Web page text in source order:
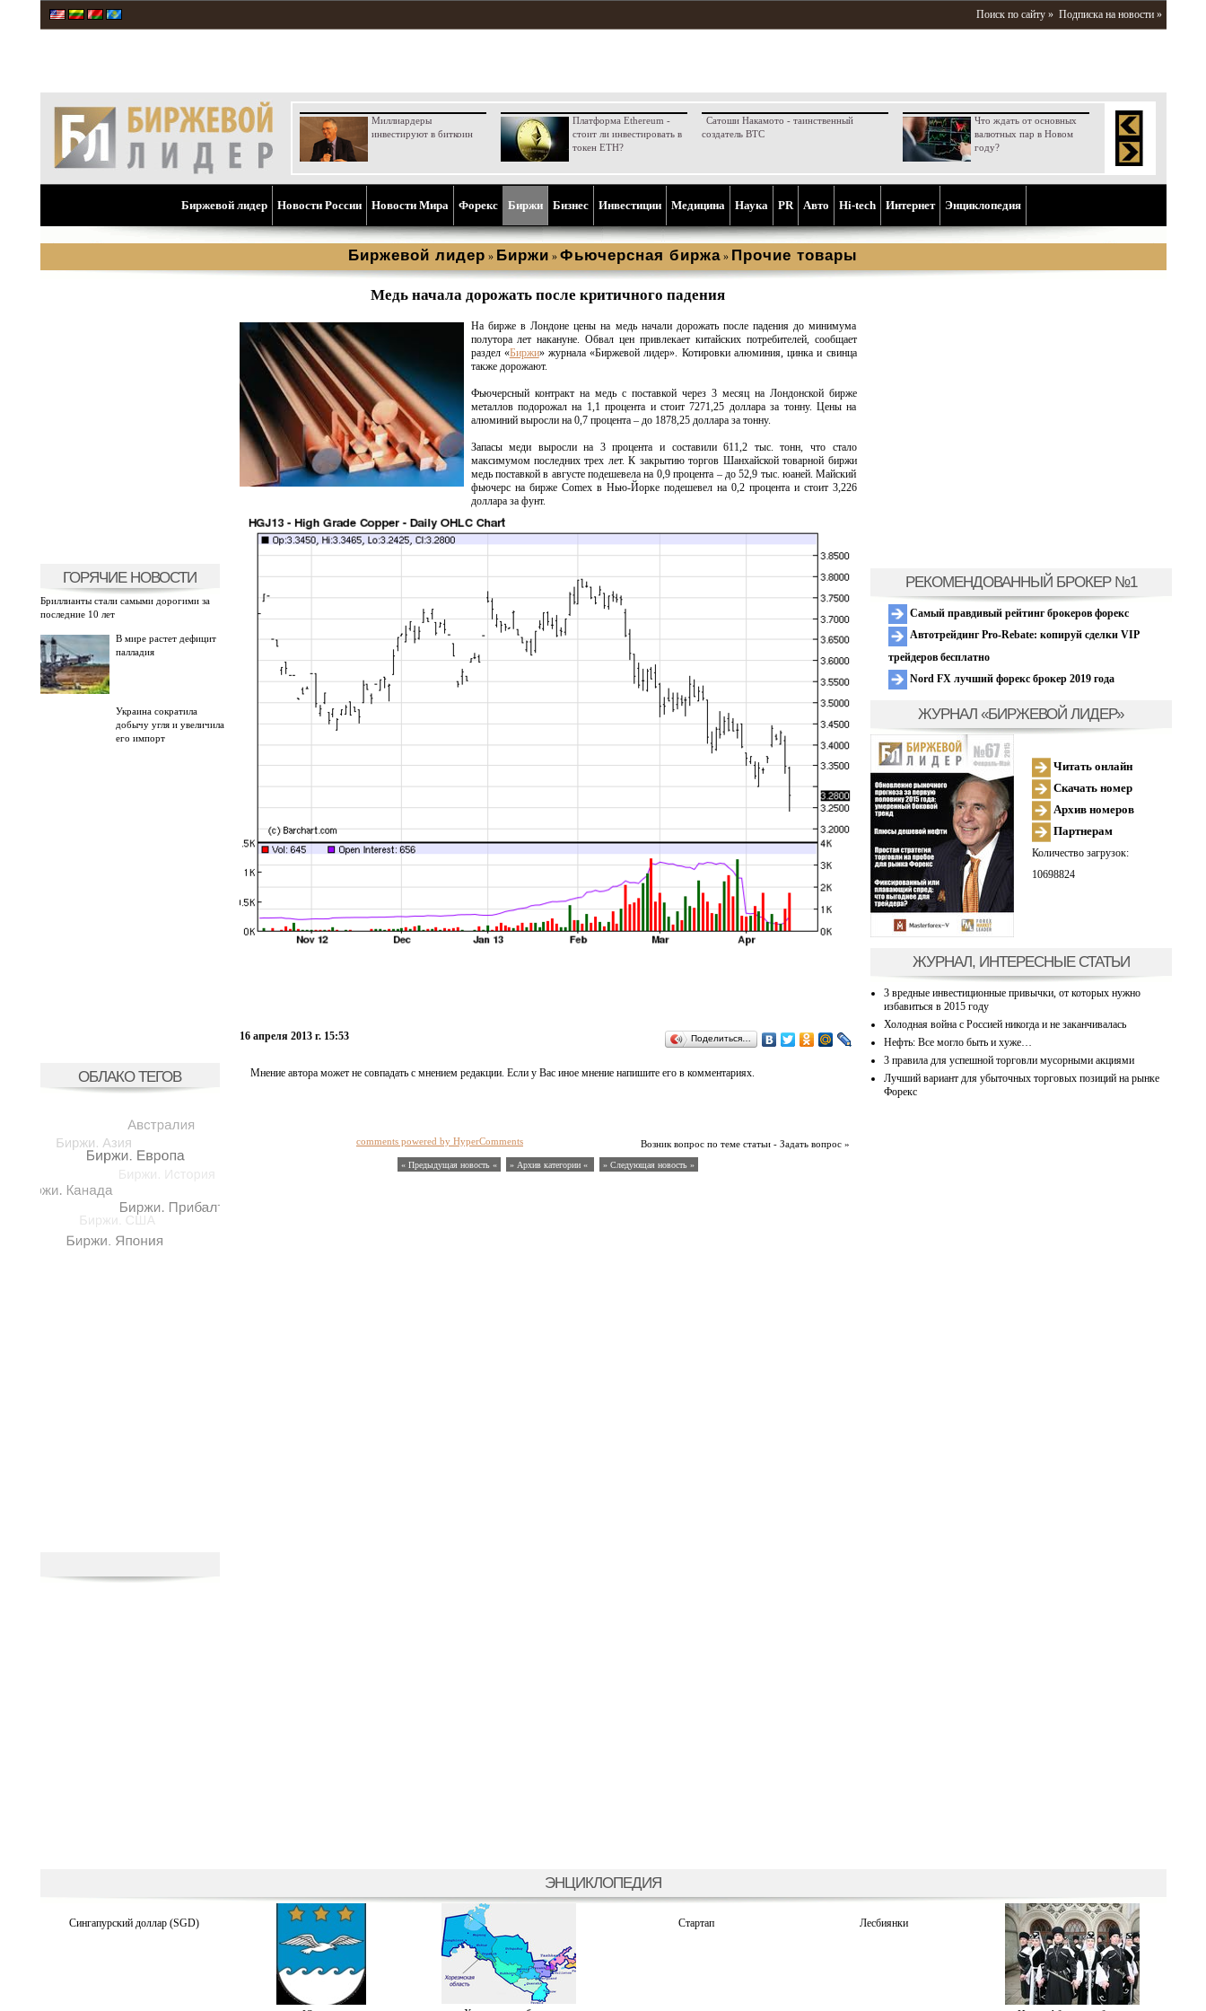
Поиск по сайту » Подписка на новости »
Миллиардеры
инвестируют в биткоин
Платформа Ethereum -
стоит ли инвестировать в
токен ETH?
Сатоши Накамото - таинственный
создатель BTC
Что ждать от основных
валютных пар в Новом
году?
Биржевой лидер Новости России Новости Мира Форекс Биржи Бизнес Инвестиции Медицина Наука PR Aвто Hi-tech Интернет Энциклопедия
Биржевой лидер » Биржи » Фьючерсная биржа » Прочие товары
ГОРЯЧИЕ НОВОСТИ
Бриллианты стали самыми дорогими за
последние 10 лет
В мире растет дефицит
палладия
Украина сократила
добычу угля и увеличила
его импорт
ОБЛАКО ТЕГОВ
Медь начала дорожать после критичного падения
На бирже в Лондоне цены на медь начали дорожать после падения до минимума
полутора лет накануне. Обвал цен привлекает китайских потребителей, сообщает
раздел «Биржи» журнала «Биржевой лидер». Котировки алюминия, цинка и свинца
также дорожают.
Фьючерсный контракт на медь с поставкой через 3 месяц на Лондонской бирже
металлов подорожал на 1,1 процента и стоит 7271,25 доллара за тонну. Цены на
алюминий выросли на 0,7 процента – до 1878,25 доллара за тонну.
Запасы меди выросли на 3 процента и составили 611,2 тыс. тонн, что стало
максимумом последних трех лет. К закрытию торгов Шанхайской товарной биржи
медь поставкой в августе подешевела на 0,9 процента – до 52,9 тыс. юаней. Майский
фьючерс на бирже Comex в Нью-Йорке подешевел на 0,2 процента и стоит 3,226
доллара за фунт.
16 апреля 2013 г. 15:53 Поделиться…
Мнение автора может не совпадать с мнением редакции. Если у Вас иное мнение напишите его в комментариях.
Возник вопрос по теме статьи - Задать вопрос »
comments powered by HyperComments
« Предыдущая новость « » Архив категории « » Следующая новость »
РЕКОМЕНДОВАННЫЙ БРОКЕР №1
Самый правдивый рейтинг брокеров форекс
Автотрейдинг Pro-Rebate: копируй сделки VIP
трейдеров бесплатно
Nord FX лучший форекс брокер 2019 года
ЖУРНАЛ «БИРЖЕВОЙ ЛИДЕР»
Читать онлайн
Скачать номер
Архив номеров
Партнерам
Количество загрузок:
10698824
ЖУРНАЛ, ИНТЕРЕСНЫЕ СТАТЬИ
3 вредные инвестиционные привычки, от которых нужно
избавиться в 2015 году
Холодная война с Россией никогда и не заканчивалась
Нефть: Все могло быть и хуже…
3 правила для успешной торговли мусорными акциями
Лучший вариант для убыточных торговых позиций на рынке
Форекс
ЭНЦИКЛОПЕДИЯ
Сингапурский доллар (SGD) Стартап Лесбиянки